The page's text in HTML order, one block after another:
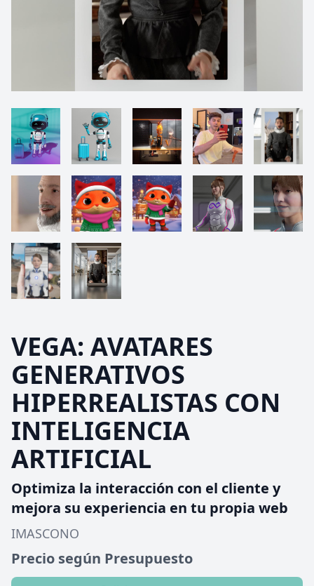
VEGA: AVATARES
GENERATIVOS
HIPERREALISTAS CON
INTELIGENCIA
ARTIFICIAL
Optimiza la interacción con el cliente y
mejora su experiencia en tu propia web
IMASCONO
Precio según Presupuesto